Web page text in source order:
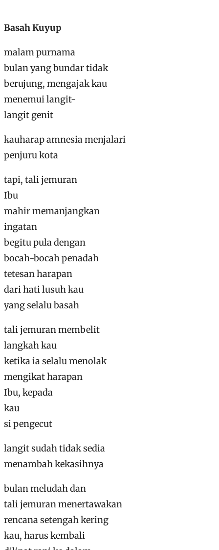
Basah Kuyup
malam purnama
bulan yang bundar tidak
berujung, mengajak kau
menemui langit-
langit genit
kauharap amnesia menjalari
penjuru kota
tapi, tali jemuran
Ibu
mahir memanjangkan
ingatan
begitu pula dengan
bocah-bocah penadah
tetesan harapan
dari hati lusuh kau
yang selalu basah
tali jemuran membelit
langkah kau
ketika ia selalu menolak
mengikat harapan
Ibu, kepada
kau
si pengecut
langit sudah tidak sedia
menambah kekasihnya
bulan meludah dan
tali jemuran menertawakan
rencana setengah kering
kau, harus kembali